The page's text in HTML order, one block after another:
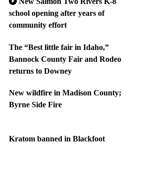
school opening after years of
community effort
The “Best little fair in Idaho,”
Bannock County Fair and Rodeo
returns to Downey
New wildfire in Madison County;
Byrne Side Fire
Kratom banned in Blackfoot